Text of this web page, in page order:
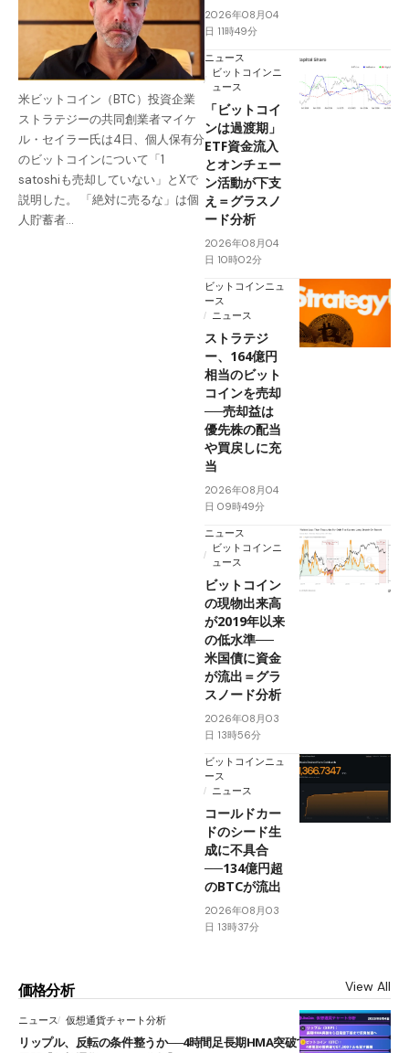
米ビットコイン（BTC）投資企業
ストラテジーの共同創業者マイケ
ル・セイラー氏は4日、個人保有分
のビットコインについて「1
satoshiも売却していない」とXで
説明した。 「絶対に売るな」は個
人貯蓄者…
2026年08月04
日 11時49分
ニュース
ビットコインニ
ュース
「ビットコイ
ンは過渡期」
ETF資金流入
とオンチェー
ン活動が下支
え＝グラスノ
ード分析
2026年08月04
日 10時02分
ビットコインニュ
ース
ニュース
ストラテジ
ー、164億円
相当のビット
コインを売却
──売却益は
優先株の配当
や買戻しに充
当
2026年08月04
日 09時49分
ニュース
ビットコインニ
ュース
ビットコイン
の現物出来高
が2019年以来
の低水準──
米国債に資金
が流出＝グラ
スノード分析
2026年08月03
日 13時56分
ビットコインニュ
ース
ニュース
コールドカー
ドのシード生
成に不具合
──134億円超
のBTCが流出
2026年08月03
日 13時37分
価格分析 View All
ニュース 仮想通貨チャート分析
リップル、反転の条件整うか──4時間足長期HMA突破で雲下端を目指す